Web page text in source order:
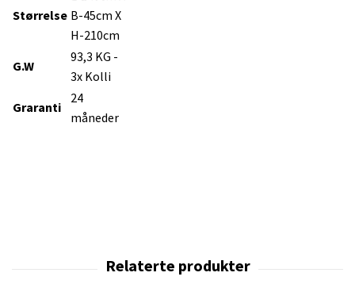
Størrelse B-45cm X
H-210cm
G.W
93,3 KG -
3x Kolli
Graranti
24
måneder